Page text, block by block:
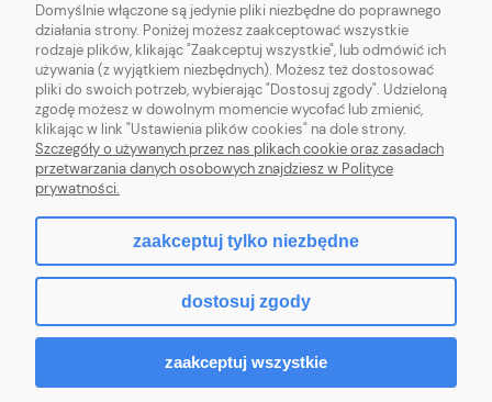
MOJE KONTO
Sklep z włóczką. Internetowa pasmanteria. Włóczki wełniane. Włóczki
bawełniane. Tanie włóczki. Włóczki ręcznie farbowane.
Sklep internetowy Shoper.pl
Domyślnie włączone są jedynie pliki niezbędne do poprawnego
działania strony. Poniżej możesz zaakceptować wszystkie
rodzaje plików, klikając "Zaakceptuj wszystkie", lub odmówić ich
używania (z wyjątkiem niezbędnych). Możesz też dostosować
pliki do swoich potrzeb, wybierając "Dostosuj zgody". Udzieloną
zgodę możesz w dowolnym momencie wycofać lub zmienić,
klikając w link "Ustawienia plików cookies" na dole strony.
Szczegóły o używanych przez nas plikach cookie oraz zasadach
przetwarzania danych osobowych znajdziesz w Polityce
prywatności.
zaakceptuj tylko niezbędne
dostosuj zgody
zaakceptuj wszystkie